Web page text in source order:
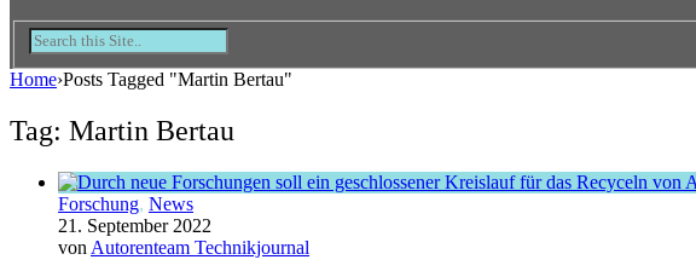
Home›Posts Tagged "Martin Bertau"
Tag: Martin Bertau
Forschung, News
21. September 2022
von Autorenteam Technikjournal